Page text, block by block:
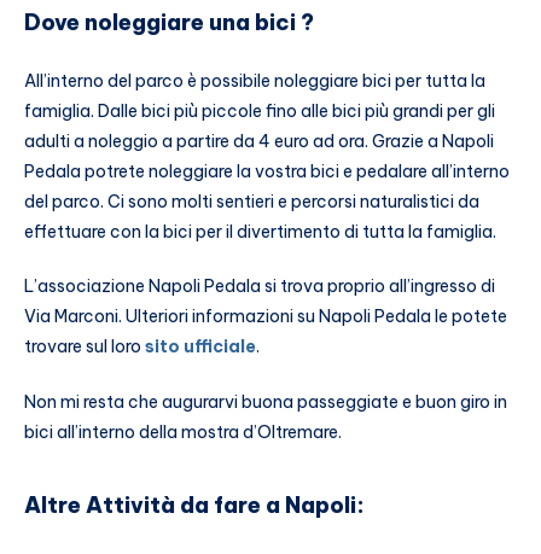
Dove noleggiare una bici ?
All’interno del parco è possibile noleggiare bici per tutta la
famiglia. Dalle bici più piccole fino alle bici più grandi per gli
adulti a noleggio a partire da 4 euro ad ora. Grazie a Napoli
Pedala potrete noleggiare la vostra bici e pedalare all’interno
del parco. Ci sono molti sentieri e percorsi naturalistici da
effettuare con la bici per il divertimento di tutta la famiglia.
L’associazione Napoli Pedala si trova proprio all’ingresso di
Via Marconi. Ulteriori informazioni su Napoli Pedala le potete
trovare sul loro sito ufficiale.
Non mi resta che augurarvi buona passeggiate e buon giro in
bici all’interno della mostra d’Oltremare.
Altre Attività da fare a Napoli: